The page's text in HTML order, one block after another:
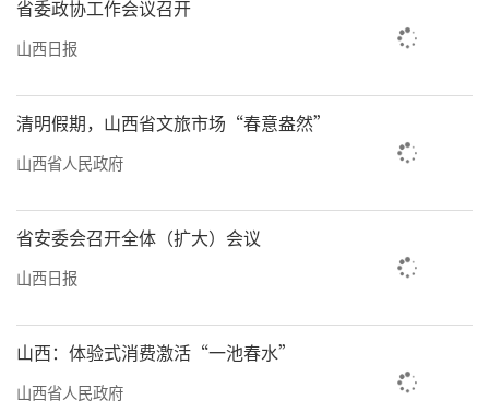
省委政协工作会议召开
山西日报
清明假期，山西省文旅市场“春意盎然”
山西省人民政府
省安委会召开全体（扩大）会议
山西日报
山西：体验式消费激活“一池春水”
山西省人民政府